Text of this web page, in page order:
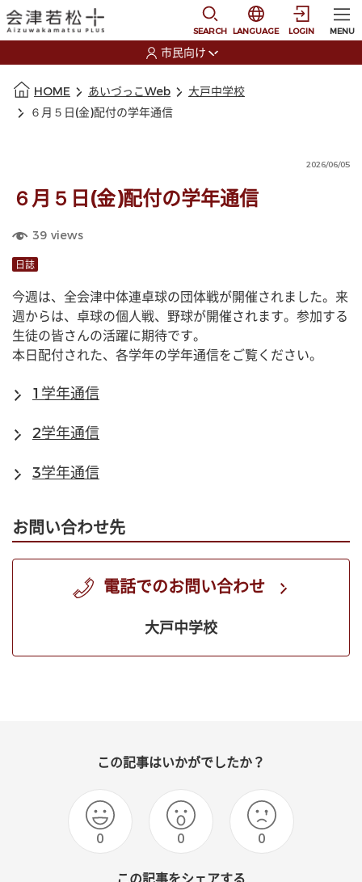
SEARCH
選択すると言語の切
LANGUAGE LOGIN MENU
市民向け
HOME あいづっこWeb
大戸中学校
６月５日(金)配付の学年通信
2026/06/05
６月５日(金)配付の学年通信
39 views
日誌
今週は、全会津中体連卓球の団体戦が開催されました。来
週からは、卓球の個人戦、野球が開催されます。参加する
生徒の皆さんの活躍に期待です。
本日配付された、各学年の学年通信をご覧ください。
1学年通信
2学年通信
3学年通信
お問い合わせ先
電話でのお問い合わせ
大戸中学校
この記事はいかがでしたか？
0 0 0